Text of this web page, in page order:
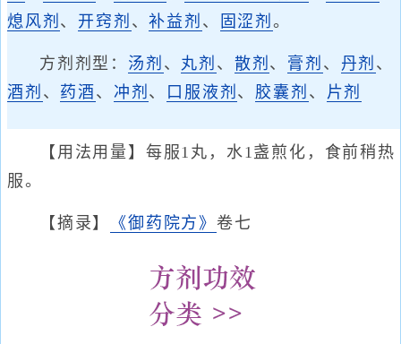
熄风剂 、 开窍剂 、补益剂 、 固涩剂。
方剂剂型： 汤剂 、 丸剂 、 散剂 、 膏剂 、 丹剂 、
酒剂 、 药酒 、 冲剂 、 口服液剂 、 胶囊剂 、 片剂
【用法用量】每服1丸，水1盏煎化，食前稍热
服。
【摘录】 《御药院方》卷七